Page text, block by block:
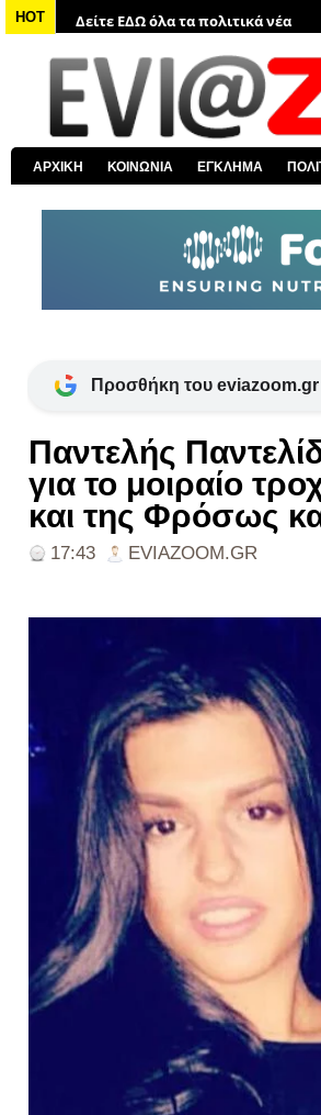
HOT
Δείτε ΕΔΩ όλα τα πολιτικά νέα
Δείτε ΕΔΩ τις αποκαλύψεις του
Δείτε ΕΔΩ όλα τα αστυνομικά νέα
Δείτε ΕΔΩ όλα τα νέα από τον
Δείτε ΕΔΩ όλα τα νέα για την
Δείτε ΕΔΩ όλες τις ειδήσεις από
ΑΡΧΙΚΗ ΚΟΙΝΩΝΙΑ ΕΓΚΛΗΜΑ
Προσθήκη του
Παντελής
για το μοιραίο
και της Φρόσως
17:43 EVIAZOOM.GR